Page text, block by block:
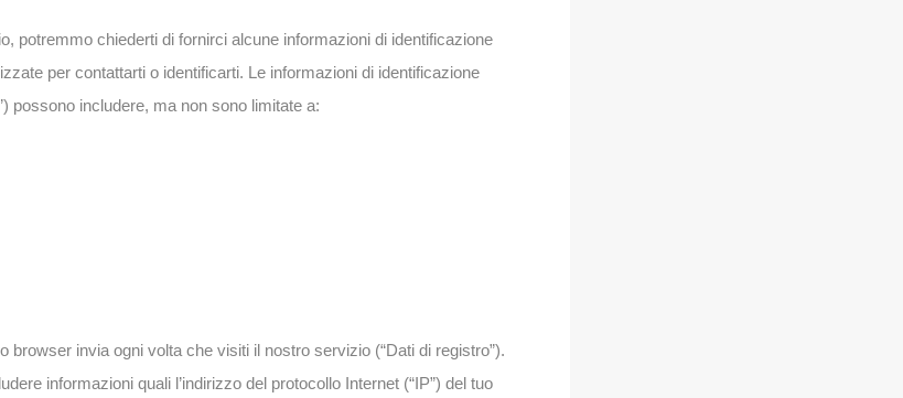
potremmo chiederti di fornirci alcune informazioni di identificazione
per contattarti o identificarti. Le informazioni di identificazione
possono includere, ma non sono limitate a:
browser invia ogni volta che visiti il nostro servizio (“Dati di registro”).
informazioni quali l’indirizzo del protocollo Internet (“IP”) del tuo